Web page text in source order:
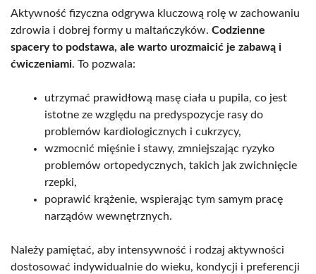
Aktywność fizyczna odgrywa kluczową rolę w zachowaniu
zdrowia i dobrej formy u maltańczyków. Codzienne
spacery to podstawa, ale warto urozmaicić je zabawą i
ćwiczeniami. To pozwala:
utrzymać prawidłową masę ciała u pupila, co jest
istotne ze względu na predyspozycje rasy do
problemów kardiologicznych i cukrzycy,
wzmocnić mięśnie i stawy, zmniejszając ryzyko
problemów ortopedycznych, takich jak zwichnięcie
rzepki,
poprawić krążenie, wspierając tym samym pracę
narządów wewnętrznych.
Należy pamiętać, aby intensywność i rodzaj aktywności
dostosować indywidualnie do wieku, kondycji i preferencji